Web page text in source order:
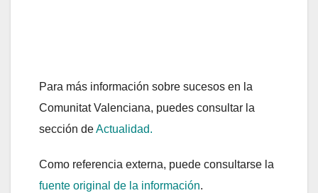
Para más información sobre sucesos en la
Comunitat Valenciana, puedes consultar la
sección deActualidad.
Como referencia externa, puede consultarse la
fuente original de la información.